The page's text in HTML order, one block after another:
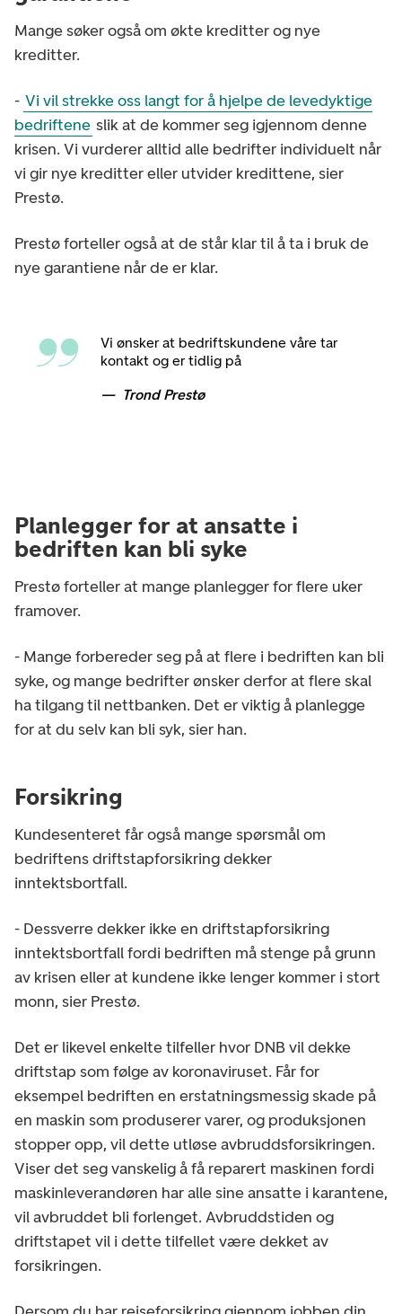
Mange søker også om økte kreditter og nye
kreditter.
- Vi vil strekke oss langt for å hjelpe de levedyktige
bedriftene slik at de kommer seg igjennom denne
krisen. Vi vurderer alltid alle bedrifter individuelt når
vi gir nye kreditter eller utvider kredittene, sier
Prestø.
Prestø forteller også at de står klar til å ta i bruk de
nye garantiene når de er klar.
Vi ønsker at bedriftskundene våre tar
kontakt og er tidlig på
Trond Prestø
Planlegger for at ansatte i
bedriften kan bli syke
Prestø forteller at mange planlegger for flere uker
framover.
- Mange forbereder seg på at flere i bedriften kan bli
syke, og mange bedrifter ønsker derfor at flere skal
ha tilgang til nettbanken. Det er viktig å planlegge
for at du selv kan bli syk, sier han.
Forsikring
Kundesenteret får også mange spørsmål om
bedriftens driftstapforsikring dekker
inntektsbortfall.
- Dessverre dekker ikke en driftstapforsikring
inntektsbortfall fordi bedriften må stenge på grunn
av krisen eller at kundene ikke lenger kommer i stort
monn, sier Prestø.
Det er likevel enkelte tilfeller hvor DNB vil dekke
driftstap som følge av koronaviruset. Får for
eksempel bedriften en erstatningsmessig skade på
en maskin som produserer varer, og produksjonen
stopper opp, vil dette utløse avbruddsforsikringen.
Viser det seg vanskelig å få reparert maskinen fordi
maskinleverandøren har alle sine ansatte i karantene,
vil avbruddet bli forlenget. Avbruddstiden og
driftstapet vil i dette tilfellet være dekket av
forsikringen.